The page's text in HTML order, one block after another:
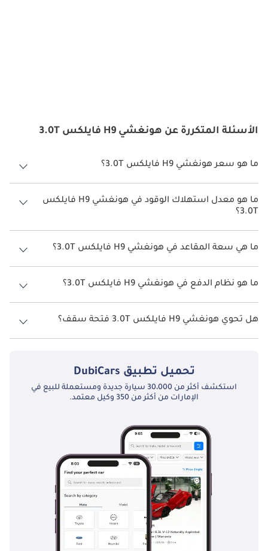
الأسئلة المتكررة عن هونغشي H9 فايلكس 3.0T
ما هو سعر هونغشي H9 فايلكس 3.0T؟
سعر هونغشي H9 فايلكس 3.0T هو درهم 295,000.
ما هو معدل استهلاك الوقود في هونغشي H9 فايلكس
3.0T؟
يبلغ معدل استهلاك الوقود المقترح من الشركة المصنعة لسيارة هونغشي
H9 2026 من 7 كم/ليتر - 10 كم/ليتر.
ما هي سعة المقاعد في هونغشي H9 فايلكس 3.0T؟
تتسع هونغشي H9 فايلكس 3.0T لأ 5 أشخاص.
ما هو نظام الدفع في هونغشي H9 فايلكس 3.0T؟
نظام الدفع في هونغشي H9 All Wheel Drive فايلكس 3.0T.
هل تحوي هونغشي H9 فايلكس 3.0T فتحة سقف؟
نعم توفر هونغشي H9 فايلكس 3.0T فتحة السقف كخيار.
تحميل تطبيق DubiCars
استكشف أكثر من 30،000 سيارة جديدة ومستعملة للبيع في
الإمارات من أكثر من 350 وكيل معتمد.